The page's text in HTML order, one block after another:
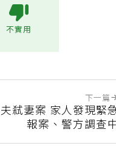
不實用
下一篇
弒妻案 家人發現緊
報案、警方調查